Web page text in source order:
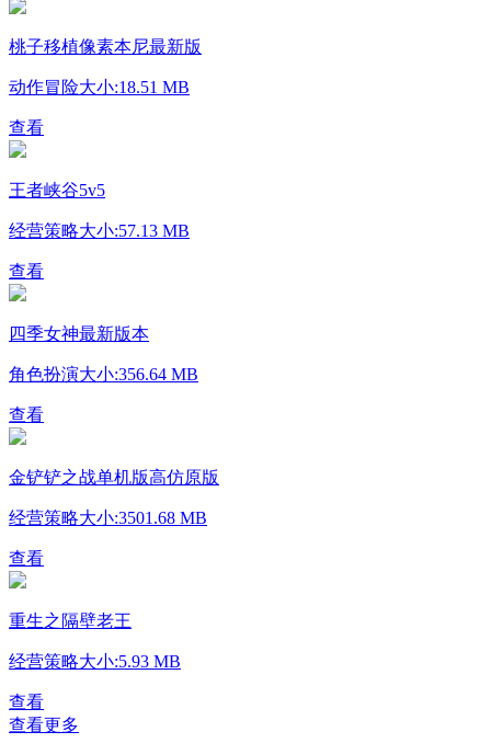
桃子移植像素本尼最新版
动作冒险大小:18.51 MB
查看
王者峡谷5v5
经营策略大小:57.13 MB
查看
四季女神最新版本
角色扮演大小:356.64 MB
查看
金铲铲之战单机版高仿原版
经营策略大小:3501.68 MB
查看
重生之隔壁老王
经营策略大小:5.93 MB
查看
查看更多